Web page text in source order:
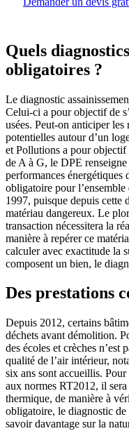
Quels
obligatoires ?
Le diagnostic
Celui-ci a pour objectif de
usées. Peut-on anticiper
potentielles autour d’un
et Pollutions a pour objectif
de A à G, le DPE
performances énergétiques
obligatoire pour
1997, puisque depuis cette
matériau dangereux. Le
transaction nécessitera la
manière à repérer ce
calculer avec exactitude la
composent un bien, le
Des prestations
Depuis 2012, certains
déchets avant démolition.
des écoles et crèches
qualité de l’air intérieur,
six ans sont accueillis.
aux normes RT2012, il
thermique, de manière à
obligatoire, le diagnostic
savoir davantage sur la